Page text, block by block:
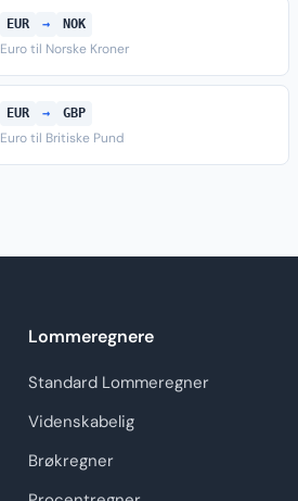
EUR → NOK
Euro til Norske Kroner
EUR → GBP
Euro til Britiske Pund
Lommeregnere
Standard Lommeregner
Videnskabelig
Brøkregner